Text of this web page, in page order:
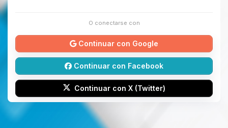
O conectarse con
Continuar con Google
Continuar con Facebook
Continuar con X (Twitter)